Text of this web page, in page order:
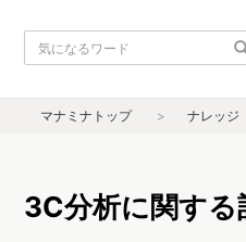
マナミナトップ ナレッジ
3C分析に関する